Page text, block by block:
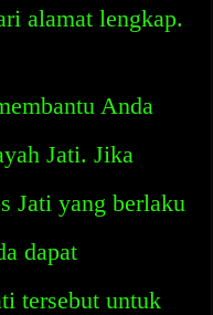
alamat lengkap.
Anda
Jati. Jika
Jati yang berlaku
dapat
tersebut untuk